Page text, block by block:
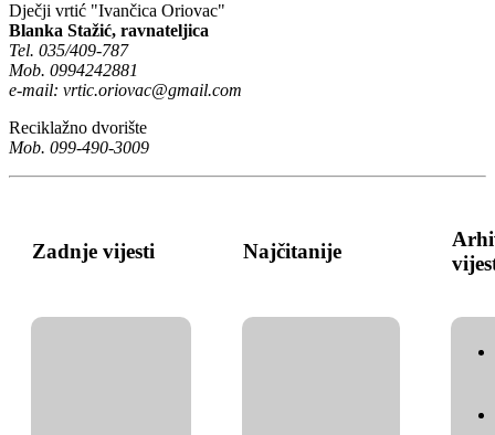
Dječji vrtić "Ivančica Oriovac"
Blanka Stažić, ravnateljica
Tel. 035/409-787
Mob. 0994242881
e-mail: vrtic.oriovac@gmail.com
Reciklažno dvorište
Mob. 099-490-3009
Zadnje vijesti Najčitanije